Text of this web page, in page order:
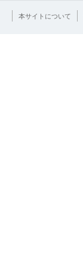
本サイトについて